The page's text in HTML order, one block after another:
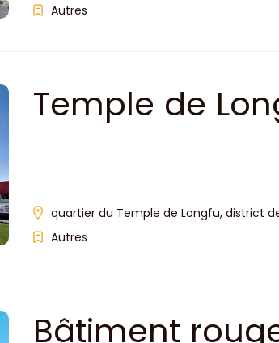
Autres
Temple de
quartier du Temple de Longfu, district
Autres
Bâtiment